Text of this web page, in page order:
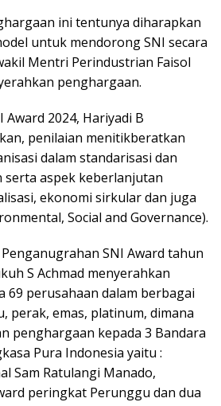
ini tentunya diharapkan
untuk mendorong SNI secara
Mentri Perindustrian Faisol
penghargaan.
Award 2024, Hariyadi B
penilaian menitikberatkan
dalam standarisasi dan
serta aspek keberlanjutan
ekonomi sirkular dan juga
Social and Governance).
SNI Award tahun
S Achmad menyerahkan
69 perusahaan dalam berbagai
perak, emas, platinum, dimana
penghargaan kepada 3 Bandara
Pura Indonesia yaitu :
Sam Ratulangi Manado,
peringkat Perunggu dan dua